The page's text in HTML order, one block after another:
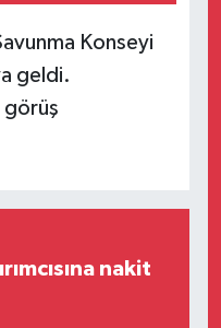
Konseyi
geldi.
görüş
nakit